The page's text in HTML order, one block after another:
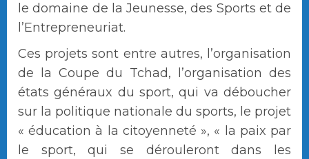
le domaine de la Jeunesse, des Sports et de
l’Entrepreneuriat.
Ces projets sont entre autres, l’organisation
de la Coupe du Tchad, l’organisation des
états généraux du sport, qui va déboucher
sur la politique nationale du sports, le projet
« éducation à la citoyenneté », « la paix par
le sport, qui se dérouleront dans les